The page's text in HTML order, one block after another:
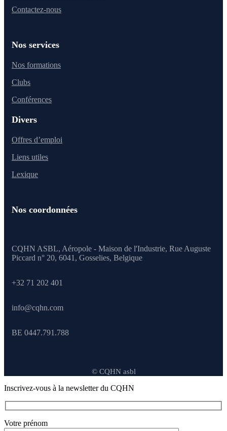
Contactez-nous
Nos services
Nos formations
Clubs
Conférences
Divers
Offres d’emploi
Liens utiles
Lexique
Nos coordonnées
CQHN ASBL, Aéropole - Maison de l'Industrie, Rue Auguste
Piccard n° 20, 6041, Gosselies, Belgique
+32 71 202 401
info@cqhn.com
BE 0447.791.788
© CQHN asbl
Inscrivez-vous à la newsletter du CQHN
Votre prénom